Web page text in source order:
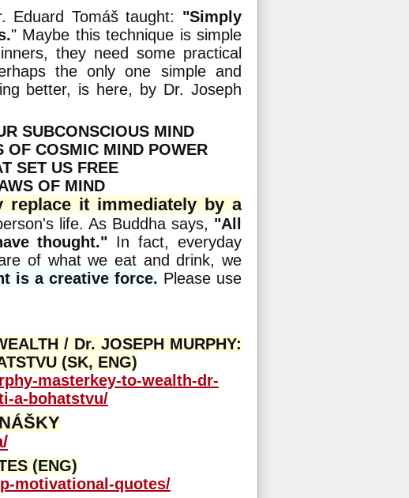
Eduard Tomáš taught: "Simply
" Maybe this technique is simple
they need some practical
the only one simple and
better, is here, by Dr. Joseph
SUBCONSCIOUS MIND
COSMIC MIND POWER
SET US FREE
OF MIND
replace it immediately by a
life. As Buddha says, "All
thought." In fact, everyday
of what we eat and drink, we
is a creative force. Please use
/ Dr. JOSEPH MURPHY:
(SK, ENG)
masterkey-to-wealth-dr-
a-bohatstvu/
(ENG)
motivational-quotes/